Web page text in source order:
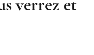
verrez et